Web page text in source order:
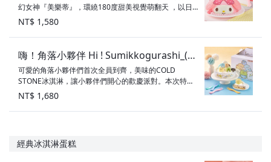
幻女神『美樂蒂』，環繞180度甜美視覺萌翻天 ，以日
韓手繪風格設計打造限量專屬旗幟、多面提盒設計，享
受極致幸福樂趣，嚴選草莓冰淇淋揉合蔓越莓，完美呈
現戀愛 般酸甜滋味，搭配蜂蜜冰淇淋蔓延多層次味蕾，
美好的悸動昇 華浪漫生活。 5吋$1,580 ※附贈限量專屬
提盒、美樂蒂旗幟組 ※購買蛋糕贈一組餐盤(6入),鋼刀需
另外加購 口味：草莓冰淇淋+蔓越莓、蜂蜜冰淇淋、海綿
蛋糕 素食標示：奶蛋素
NT$ 1,580
嗨！角落小夥伴 Hi ! Sumikkogurashi_(台
南中山)
可愛的角落小夥伴們首次全員到齊，美味的COLD
STONE冰淇淋，讓小夥伴們開心的歡慶派對。本次特別
將COLD STONE冰淇淋口味多樣化的特色與小夥伴們結
合，嚴選5種人氣風味冰淇淋，與每位小夥伴們的代表色
相呼應，加上冰淇淋攤的旗幟組與派對提盒，絕對是不
奶、香草、薄荷、棉花糖、巧克力冰淇淋 底部→焦糖布
NT$ 1,680
經典冰淇淋蛋糕